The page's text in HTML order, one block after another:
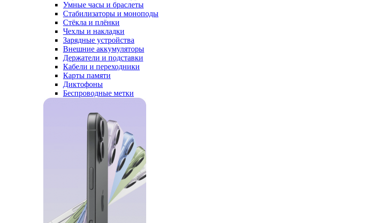
Умные часы и браслеты
Стабилизаторы и моноподы
Стёкла и плёнки
Чехлы и накладки
Зарядные устройства
Внешние аккумуляторы
Держатели и подставки
Кабели и переходники
Карты памяти
Диктофоны
Беспроводные метки